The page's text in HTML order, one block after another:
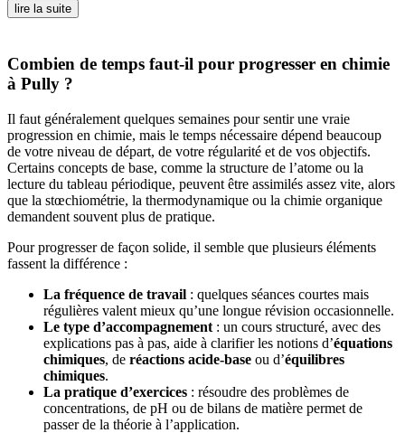
lire la suite
Combien de temps faut-il pour progresser en chimie
à Pully ?
Il faut généralement quelques semaines pour sentir une vraie
progression en chimie, mais le temps nécessaire dépend beaucoup
de votre niveau de départ, de votre régularité et de vos objectifs.
Certains concepts de base, comme la structure de l’atome ou la
lecture du tableau périodique, peuvent être assimilés assez vite, alors
que la stœchiométrie, la thermodynamique ou la chimie organique
demandent souvent plus de pratique.
Pour progresser de façon solide, il semble que plusieurs éléments
fassent la différence :
La fréquence de travail : quelques séances courtes mais
régulières valent mieux qu’une longue révision occasionnelle.
Le type d’accompagnement : un cours structuré, avec des
explications pas à pas, aide à clarifier les notions d’équations
chimiques, de réactions acide‑base ou d’équilibres
chimiques.
La pratique d’exercices : résoudre des problèmes de
concentrations, de pH ou de bilans de matière permet de
passer de la théorie à l’application.